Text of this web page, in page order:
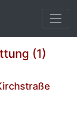
(1)